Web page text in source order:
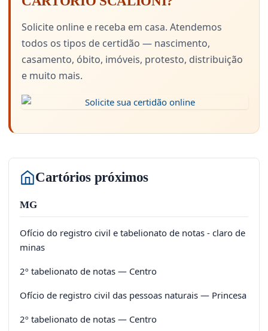
Solicite online e receba em casa. Atendemos
todos os tipos de certidão — nascimento,
casamento, óbito, imóveis, protesto, distribuição
e muito mais.
Cartórios próximos
MG
Ofício do registro civil e tabelionato de notas - claro de
minas
2º tabelionato de notas — Centro
Ofício de registro civil das pessoas naturais — Princesa
2º tabelionato de notas — Centro